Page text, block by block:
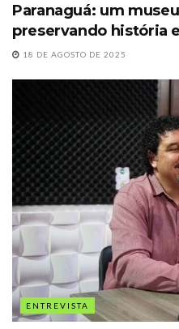
Paranaguá: um
preservando história
18 DE AGOSTO DE 2025
ENTREVISTA